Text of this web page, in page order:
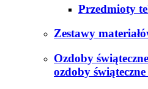
Przedmioty
Zestawy
Ozdoby
ozdoby świąteczne